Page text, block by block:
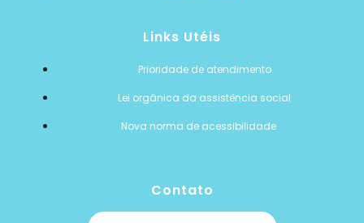
Links Utéis
Prioridade de atendimento
Lei orgânica da assistência social
Nova norma de acessibilidade
Contato